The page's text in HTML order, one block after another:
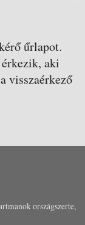
űrlapot.
aki
visszaérkező
országszerte,